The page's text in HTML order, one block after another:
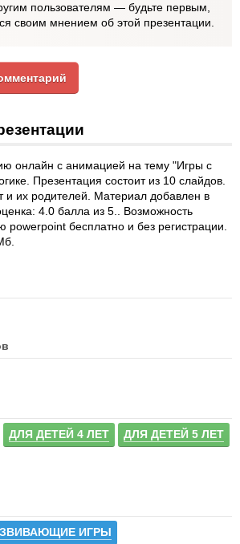
пользователям — будьте первым,
своим мнением об этой презентации.
онлайн с анимацией на тему "Игры с
Презентация состоит из 10 слайдов.
их родителей. Материал добавлен в
4.0 балла из 5.. Возможность
powerpoint бесплатно и без регистрации.
ДЛЯ ДЕТЕЙ 4 ЛЕТ ДЛЯ ДЕТЕЙ 5 ЛЕТ
ИГРЫ